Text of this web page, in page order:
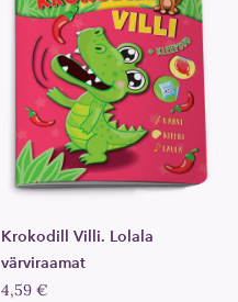
Krokodill Villi. Lolala
värviraamat
4,59 €